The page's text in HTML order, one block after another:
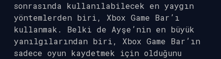
sonrasında kullanılabilecek en yaygın
yöntemlerden biri, Xbox Game Bar’ı
kullanmak. Belki de Ayşe’nin en büyük
yanılgılarından biri, Xbox Game Bar’ın
sadece oyun kaydetmek için olduğunu